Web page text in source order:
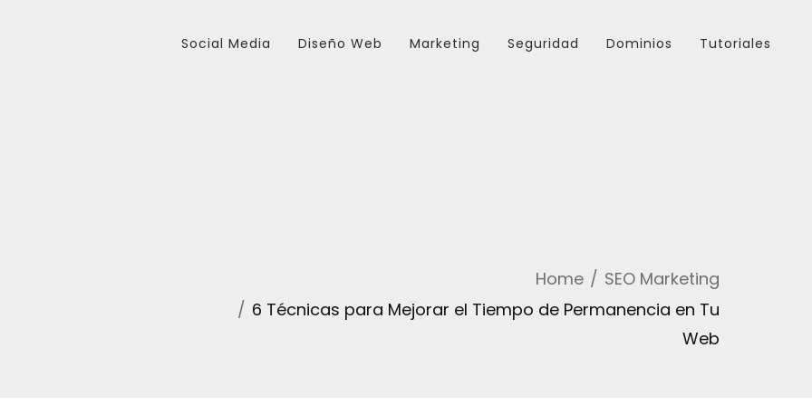
Social Media Diseño Web Marketing Seguridad Dominios Tutoriales
Home
SEO Marketing
6 Técnicas para Mejorar el Tiempo de Permanencia en Tu
Web